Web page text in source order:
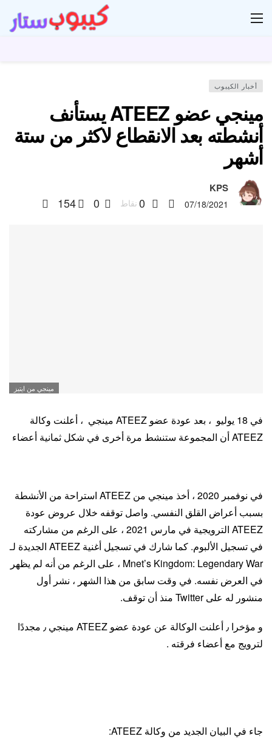
أخبار الكيبوب
مينجي عضو ATEEZ يستأنف
أنشطته بعد الانقطاع لاكثر من ستة
أشهر
KPS
07/18/2021
0 نقاط 0
154
مينجي من ايتيز
في 18 يوليو ، بعد عودة عضو ATEEZ مينجي ، أعلنت وكالة
ATEEZ أن المجموعة ستنشط مرة أخرى في شكل ثمانية أعضاء
في نوفمبر 2020 ، أخذ مينجي من ATEEZ استراحة من الأنشطة
بسبب أعراض القلق النفسي. واصل توقفه خلال عروض عودة
ATEEZ الترويجية في مارس 2021 ، على الرغم من مشاركته
في تسجيل الألبوم. كما شارك في تسجيل أغنية ATEEZ الجديدة لـ
Mnet’s Kingdom: Legendary War ، على الرغم من أنه لم يظهر
في العرض نفسه. في وقت سابق من هذا الشهر ، نشر أول
منشور له على Twitter منذ أن توقف.
و مؤخرا ٫ أعلنت الوكالة عن عودة عضو ATEEZ مينجي ٫ مجددًا
لترويج مع أعضاء فرقته .
جاء في البيان الجديد من وكالة ATEEZ: